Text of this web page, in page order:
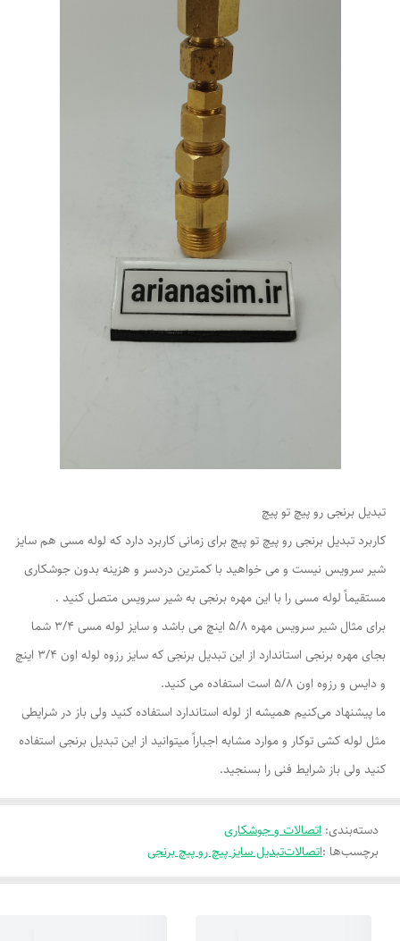
​​​​​​تبدیل برنجی رو پیچ تو پیچ
کاربرد تبدیل برنجی رو پیچ تو پیچ برای زمانی کاربرد دارد که لوله مسی هم سایز
شیر سرویس نیست و می خواهید با کمترین دردسر و هزینه بدون جوشکاری
مستقیماً لوله مسی را با این مهره برنجی به شیر سرویس متصل کنید .
برای مثال شیر سرویس مهره 5/8 اینچ می باشد و سایز لوله مسی 3/4 شما
بجای مهره برنجی استاندارد از این تبدیل برنجی که سایز رزوه لوله اون 3/4 اینچ
و دایس و رزوه اون 5/8 است استفاده می کنید.
ما پیشنهاد می‌کنیم همیشه از لوله استاندارد استفاده کنید ولی باز در شرایطی
مثل لوله کشی توکار و موارد مشابه اجباراً میتوانید از این تبدیل برنجی استفاده
کنید ولی باز شرایط فنی را بسنجید.
دسته‌بندی: اتصالات و جوشکاری
برچسب‌ها :اتصالاتتبدیل سایز پیچ رو پیچ برنجی